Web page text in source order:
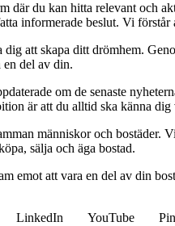
där du kan hitta relevant och
informerade beslut. Vi
att skapa ditt drömhem.
en del av din.
om de senaste
är att du alltid ska känna
människor och bostäder.
sälja och äga bostad.
emot att vara en del av din
LinkedIn YouTube